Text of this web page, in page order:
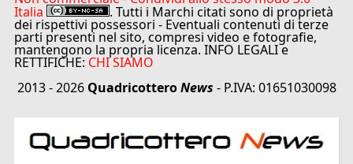
Italia . Tutti i Marchi citati sono di proprietà
dei rispettivi possessori - Eventuali contenuti di terze
parti presenti nel sito, compresi video e fotografie,
mantengono la propria licenza. INFO LEGALI e
RETTIFICHE: CHI SIAMO
2013 - 2026 QuadricotteroNews - P.IVA: 01651030098